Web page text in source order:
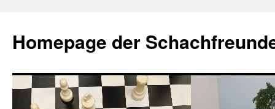
springen
Homepage der